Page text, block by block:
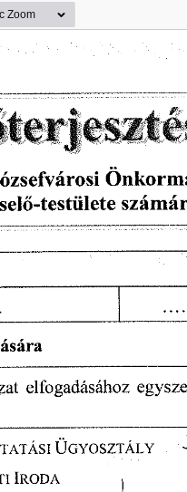
  elfogadásához
  ÜGYOSZTÁLY
  IRODA
|